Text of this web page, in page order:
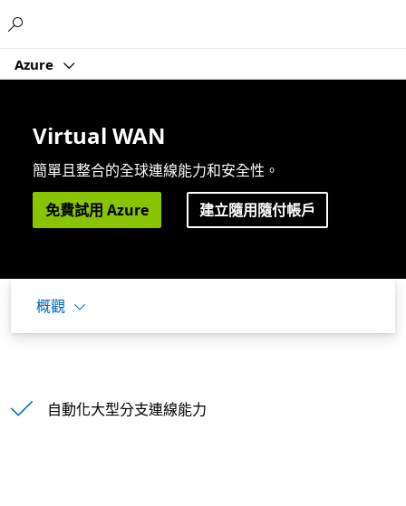
Azure
Virtual WAN
簡單且整合的全球連線能力和安全性。
免費試用 Azure
建立隨用隨付帳戶
概觀
自動化大型分支連線能力